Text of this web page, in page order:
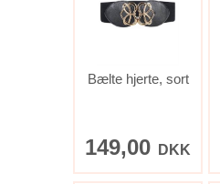
Bælte hjerte, sort
149,00 DKK